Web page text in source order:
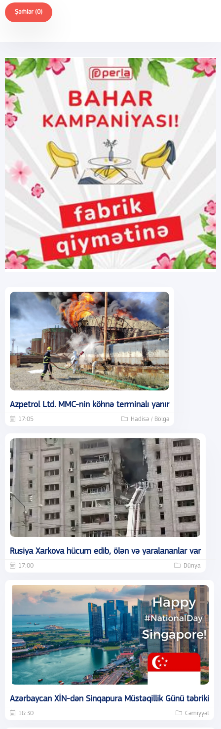
Şərhlər (0)
Azpetrol Ltd. MMC-nin köhnə terminalı yanır
17:05 Hadisə / Bölgə
Rusiya Xarkova hücum edib, ölən və yaralananlar var
17:00 Dünya
Azərbaycan XİN-dən Sinqapura Müstəqillik Günü təbriki
16:30 Cəmiyyət